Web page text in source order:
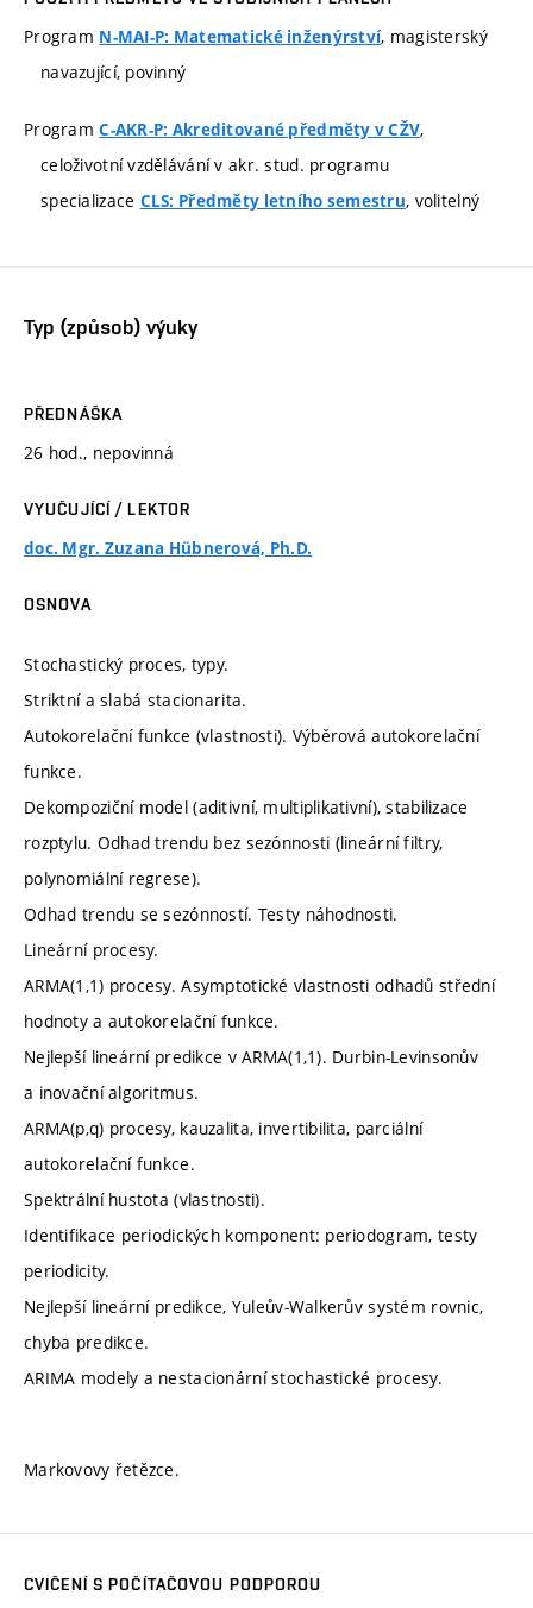
Program N-MAI-P: Matematické inženýrství, magisterský
navazující, povinný
ProgramC-AKR-P: Akreditované předměty v CŽV,
celoživotní vzdělávání v akr. stud. programu
specializace CLS: Předměty letního semestru, volitelný
Typ (způsob) výuky
PŘEDNÁŠKA
26 hod., nepovinná
VYUČUJÍCÍ / LEKTOR
doc. Mgr. Zuzana Hübnerová, Ph.D.
OSNOVA
Stochastický proces, typy.
Striktní a slabá stacionarita.
Autokorelační funkce (vlastnosti). Výběrová autokorelační
funkce.
Dekompoziční model (aditivní, multiplikativní), stabilizace
rozptylu. Odhad trendu bez sezónnosti (lineární filtry,
polynomiální regrese).
Odhad trendu se sezónností. Testy náhodnosti.
Lineární procesy.
ARMA(1,1) procesy. Asymptotické vlastnosti odhadů střední
hodnoty a autokorelační funkce.
Nejlepší lineární predikce v ARMA(1,1). Durbin-Levinsonův
a inovační algoritmus.
ARMA(p,q) procesy, kauzalita, invertibilita, parciální
autokorelační funkce.
Spektrální hustota (vlastnosti).
Identifikace periodických komponent: periodogram, testy
periodicity.
Nejlepší lineární predikce, Yuleův-Walkerův systém rovnic,
chyba predikce.
ARIMA modely a nestacionární stochastické procesy.
Markovovy řetězce.
CVIČENÍ S POČÍTAČOVOU PODPOROU